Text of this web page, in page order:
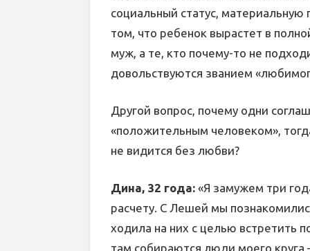
социальный статус,
том, что ребенок вырастет в
муж, а те, кто почему-то не
довольствуются званием
Другой вопрос, почему одни
«положительным человеком»,
не видится без любви?
Дина, 32 года: «Я замужем три
расчету. С Лешей мы
ходила на них с целью встретить
там собираются люди моего